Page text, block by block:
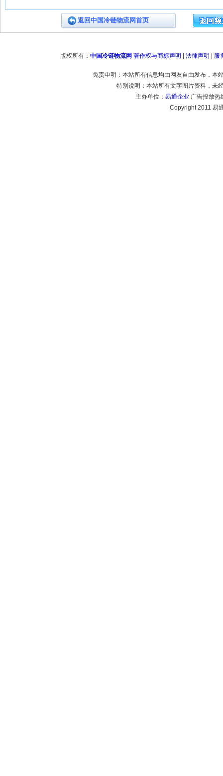
返回中国冷链物流网首页
版权所有： 中国冷链物流网 著作权与商标声明 | 法律声明 | 服
免责申明：本站所有信息均由网友自由发布，本
特别说明：本站所有文字图片资料，未
主办单位： 易通企业 广告投放
Copyright 2011 易